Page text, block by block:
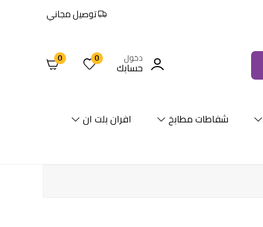
توصيل مجاني
دخول
حسابك
0
0
شفاطات مطابخ افران بلت ان